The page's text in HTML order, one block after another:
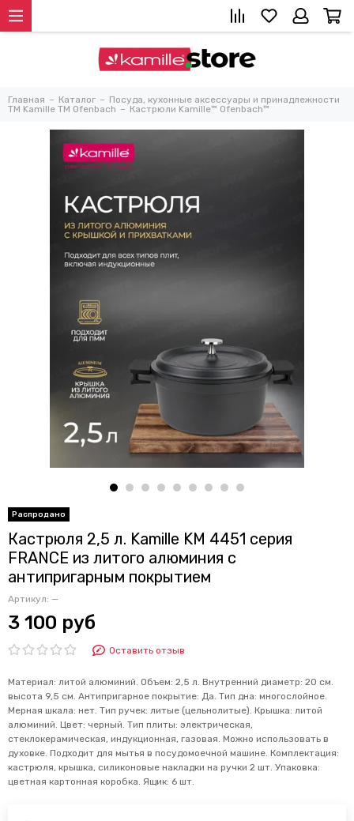
Главная Каталог
Посуда, кухонные аксессуары и принадлежности
TM Kamille TM Ofenbach
Кастрюли Kamille™ Ofenbach™
Кастрюля 2,5 л. Kamille KM 4451 серия
FRANCE из литого алюминия с
антипригарным покрытием
Артикул: —
3 100 руб
Оставить отзыв
Материал: литой алюминий. Объем: 2,5 л. Внутренний диаметр: 20 см.
высота 9,5 см. Антипригарное покрытие: Да. Тип дна: многослойное.
Мерная шкала: нет. Тип ручек: литые (цельнолитые). Крышка: литой
алюминий. Цвет: черный. Тип плиты: электрическая,
стеклокерамическая, индукционная, газовая. Можно использовать в
духовке. Подходит для мытья в посудомоечной машине. Комплектация:
кастрюля, крышка, силиконовые накладки на ручки 2 шт. Упаковка:
цветная картонная коробка. Ящик: 6 шт.